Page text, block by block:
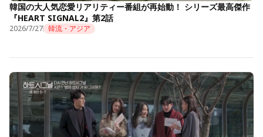
韓国の大人気恋愛リアリティー番組が再始動！ シリーズ最高傑作
『HEART SIGNAL2』第2話
2026/7/27 韓流・アジア